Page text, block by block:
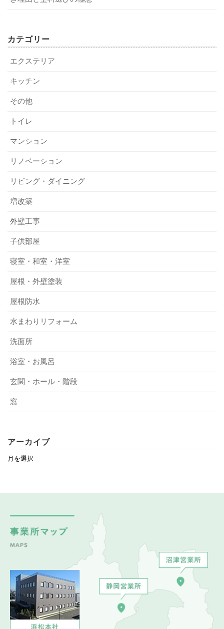
カテゴリー
エクステリア
キッチン
その他
トイレ
マンション
リノベーション
リビング・ダイニング
増改築
外壁工事
子供部屋
寝室・和室・洋室
屋根・外壁塗装
屋根防水
水まわりリフォーム
洗面所
浴室・お風呂
玄関・ホール・階段
窓
アーカイブ
ア
ー